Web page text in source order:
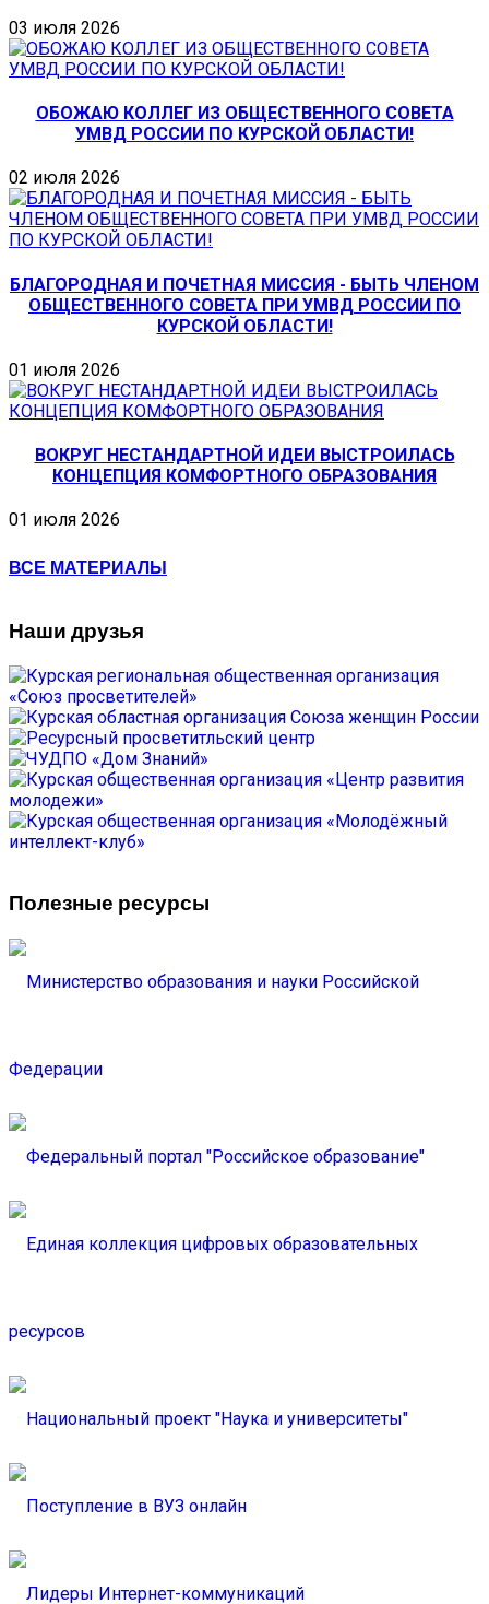
03 июля 2026
ОБОЖАЮ КОЛЛЕГ ИЗ ОБЩЕСТВЕННОГО СОВЕТА
УМВД РОССИИ ПО КУРСКОЙ ОБЛАСТИ!
02 июля 2026
БЛАГОРОДНАЯ И ПОЧЕТНАЯ МИССИЯ - БЫТЬ ЧЛЕНОМ
ОБЩЕСТВЕННОГО СОВЕТА ПРИ УМВД РОССИИ ПО
КУРСКОЙ ОБЛАСТИ!
01 июля 2026
ВОКРУГ НЕСТАНДАРТНОЙ ИДЕИ ВЫСТРОИЛАСЬ
КОНЦЕПЦИЯ КОМФОРТНОГО ОБРАЗОВАНИЯ
01 июля 2026
ВСЕ МАТЕРИАЛЫ
Наши друзья
Полезные ресурсы